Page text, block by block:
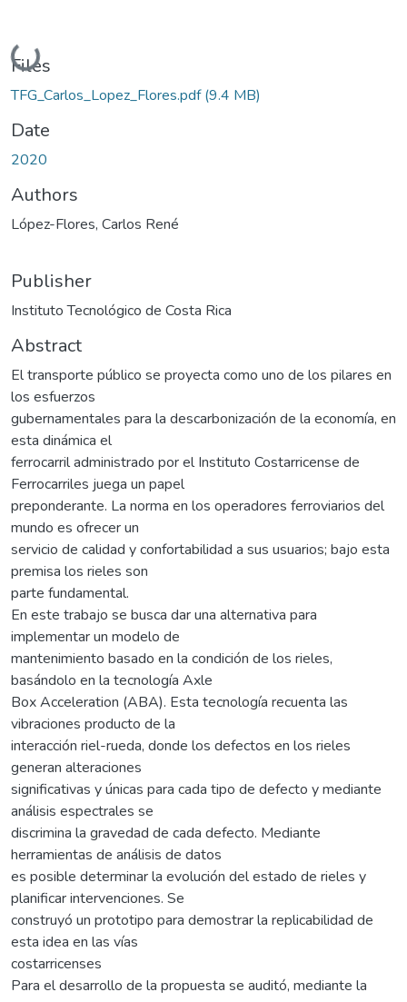
Loading...
Files
TFG_Carlos_Lopez_Flores.pdf(9.4 MB)
Date
2020
Authors
López-Flores, Carlos René
Publisher
Instituto Tecnológico de Costa Rica
Abstract
El transporte público se proyecta como uno de los pilares en
los esfuerzos
gubernamentales para la descarbonización de la economía, en
esta dinámica el
ferrocarril administrado por el Instituto Costarricense de
Ferrocarriles juega un papel
preponderante. La norma en los operadores ferroviarios del
mundo es ofrecer un
servicio de calidad y confortabilidad a sus usuarios; bajo esta
premisa los rieles son
parte fundamental.
En este trabajo se busca dar una alternativa para
implementar un modelo de
mantenimiento basado en la condición de los rieles,
basándolo en la tecnología Axle
Box Acceleration (ABA). Esta tecnología recuenta las
vibraciones producto de la
interacción riel-rueda, donde los defectos en los rieles
generan alteraciones
significativas y únicas para cada tipo de defecto y mediante
análisis espectrales se
discrimina la gravedad de cada defecto. Mediante
herramientas de análisis de datos
es posible determinar la evolución del estado de rieles y
planificar intervenciones. Se
construyó un prototipo para demostrar la replicabilidad de
esta idea en las vías
costarricenses
Para el desarrollo de la propuesta se auditó, mediante la